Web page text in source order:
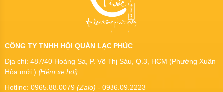
CÔNG TY TNHH HỘI QUÁN LẠC PHÚC
Địa chỉ: 487/40 Hoàng Sa, P. Võ Thị Sáu, Q.3, HCM (Phường Xuân
Hòa mới ) (Hẻm xe hơi)
Hotline: 0965.88.0079 (Zalo) - 0936.09.2223